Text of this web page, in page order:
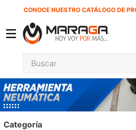
CONOCE NUESTRO CATÁLOGO DE
Buscar
Categoría
1.